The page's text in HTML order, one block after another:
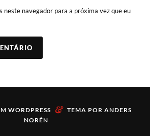
neste navegador para a próxima vez que eu
WORDPRESS & TEMA POR ANDERS
NORÉN